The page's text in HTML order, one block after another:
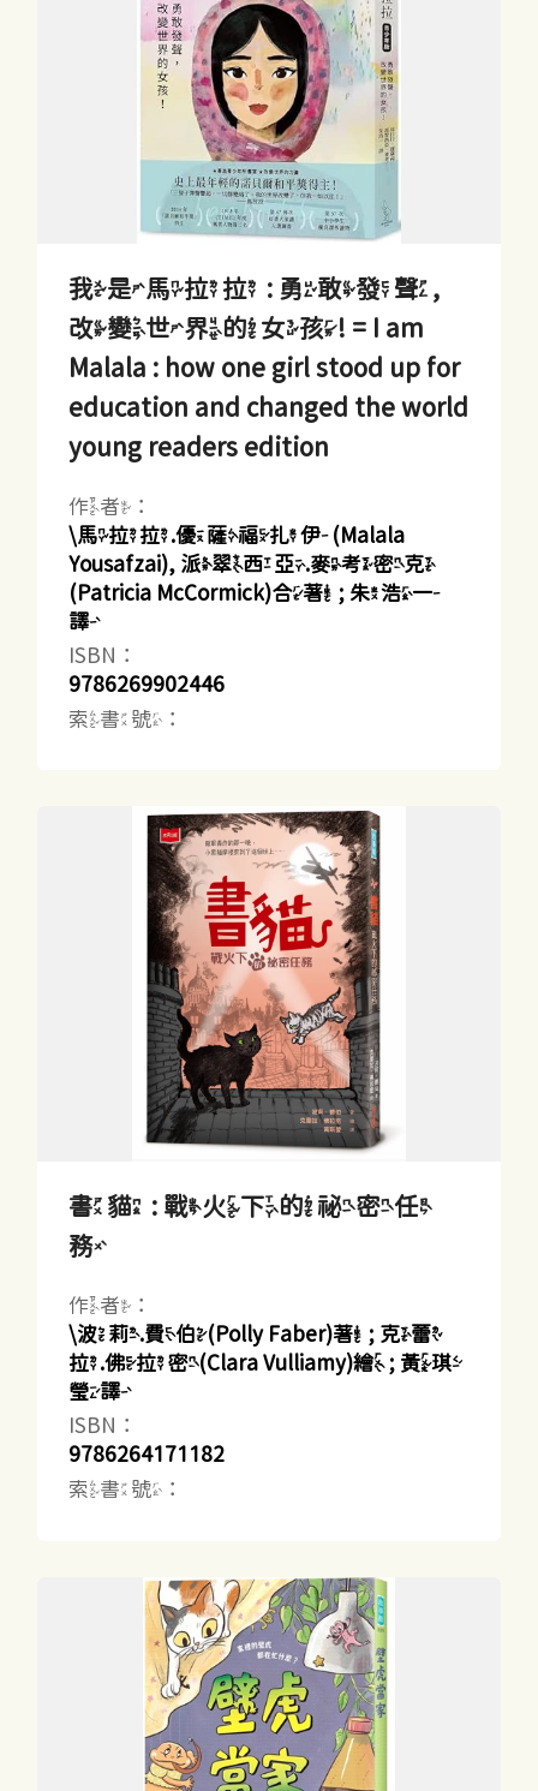
我是馬拉拉 : 勇敢發聲,
改變世界的女孩! = I am
Malala : how one girl stood up for
education and changed the world
young readers edition
作者：
\馬拉拉.優薩福扎伊(Malala
Yousafzai), 派翠西亞.麥考密克
(Patricia McCormick)合著 ; 朱浩一
譯
ISBN：
9786269902446
索書號：
書貓 : 戰火下的祕密任
務
作者：
\波莉.費伯(Polly Faber)著 ; 克蕾
拉.佛拉密(Clara Vulliamy)繪 ; 黃琪
瑩譯
ISBN：
9786264171182
索書號：